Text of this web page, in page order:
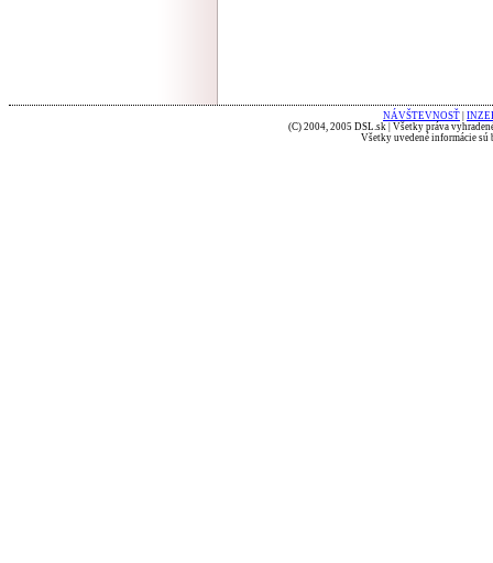
NÁVŠTEVNOSŤ
(C) 2004, 2005 DSL.sk | Všetky práva
Všetky uvedené informácie sú